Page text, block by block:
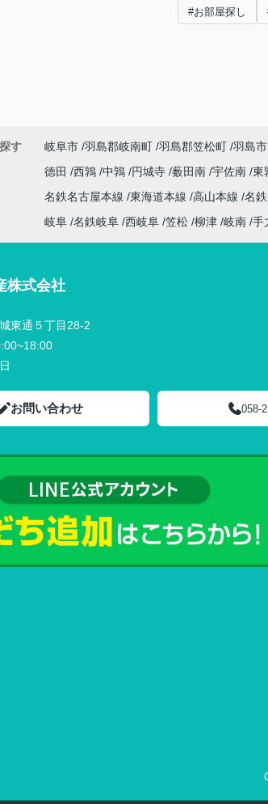
#お部屋探し
す 岐阜市 羽島郡岐南町 羽島郡笠松町 羽島市
徳田 西鶉 中鶉 円城寺 薮田南 宇佐南 東
名鉄名古屋本線 東海道本線 高山本線 名
岐阜 名鉄岐阜 西岐阜 笠松 柳津 岐南 手
株式会社
東通５丁目28-2
お問い合わせ 058-